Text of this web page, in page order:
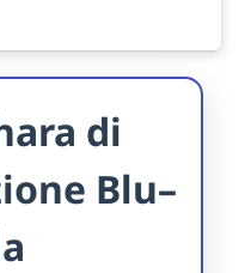
di
Blu–